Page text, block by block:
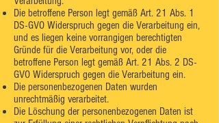
Die betroffene Person legt gemäß Art. 21 Abs. 1
DS-GVO Widerspruch gegen die Verarbeitung ein,
und es liegen keine vorrangigen berechtigten
Gründe für die Verarbeitung vor, oder die
betroffene Person legt gemäß Art. 21 Abs. 2 DS-
GVO Widerspruch gegen die Verarbeitung ein.
Die personenbezogenen Daten wurden
unrechtmäßig verarbeitet.
Die Löschung der personenbezogenen Daten ist